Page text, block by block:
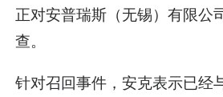
正对安普瑞斯（无锡）有限公
查。
针对召回事件，安克表示已经